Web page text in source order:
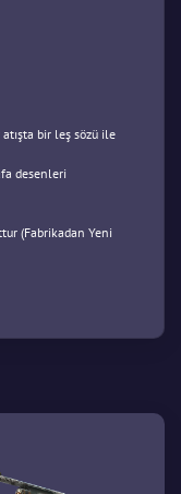
bir leş sözü ile
desenleri
(Fabrikadan Yeni